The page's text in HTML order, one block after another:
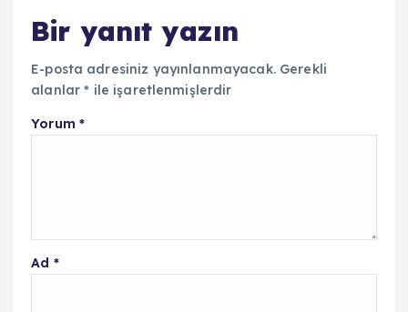
Bir yanıt yazın
E-posta adresiniz yayınlanmayacak. Gerekli
alanlar* ile işaretlenmişlerdir
Yorum *
Ad *